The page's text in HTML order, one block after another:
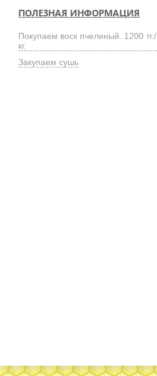
ПОЛЕЗНАЯ ИНФОРМАЦИЯ
Покупаем воск пчелиный. 1200 тг./
кг.
Закупаем сушь